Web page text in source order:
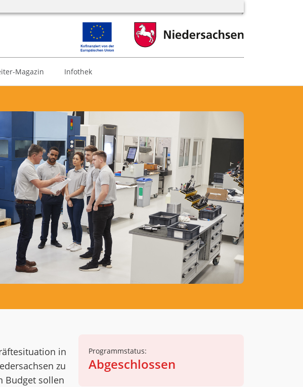
Magazin Infothek
in
zu
Budget sollen
Programmstatus:
Abgeschlossen